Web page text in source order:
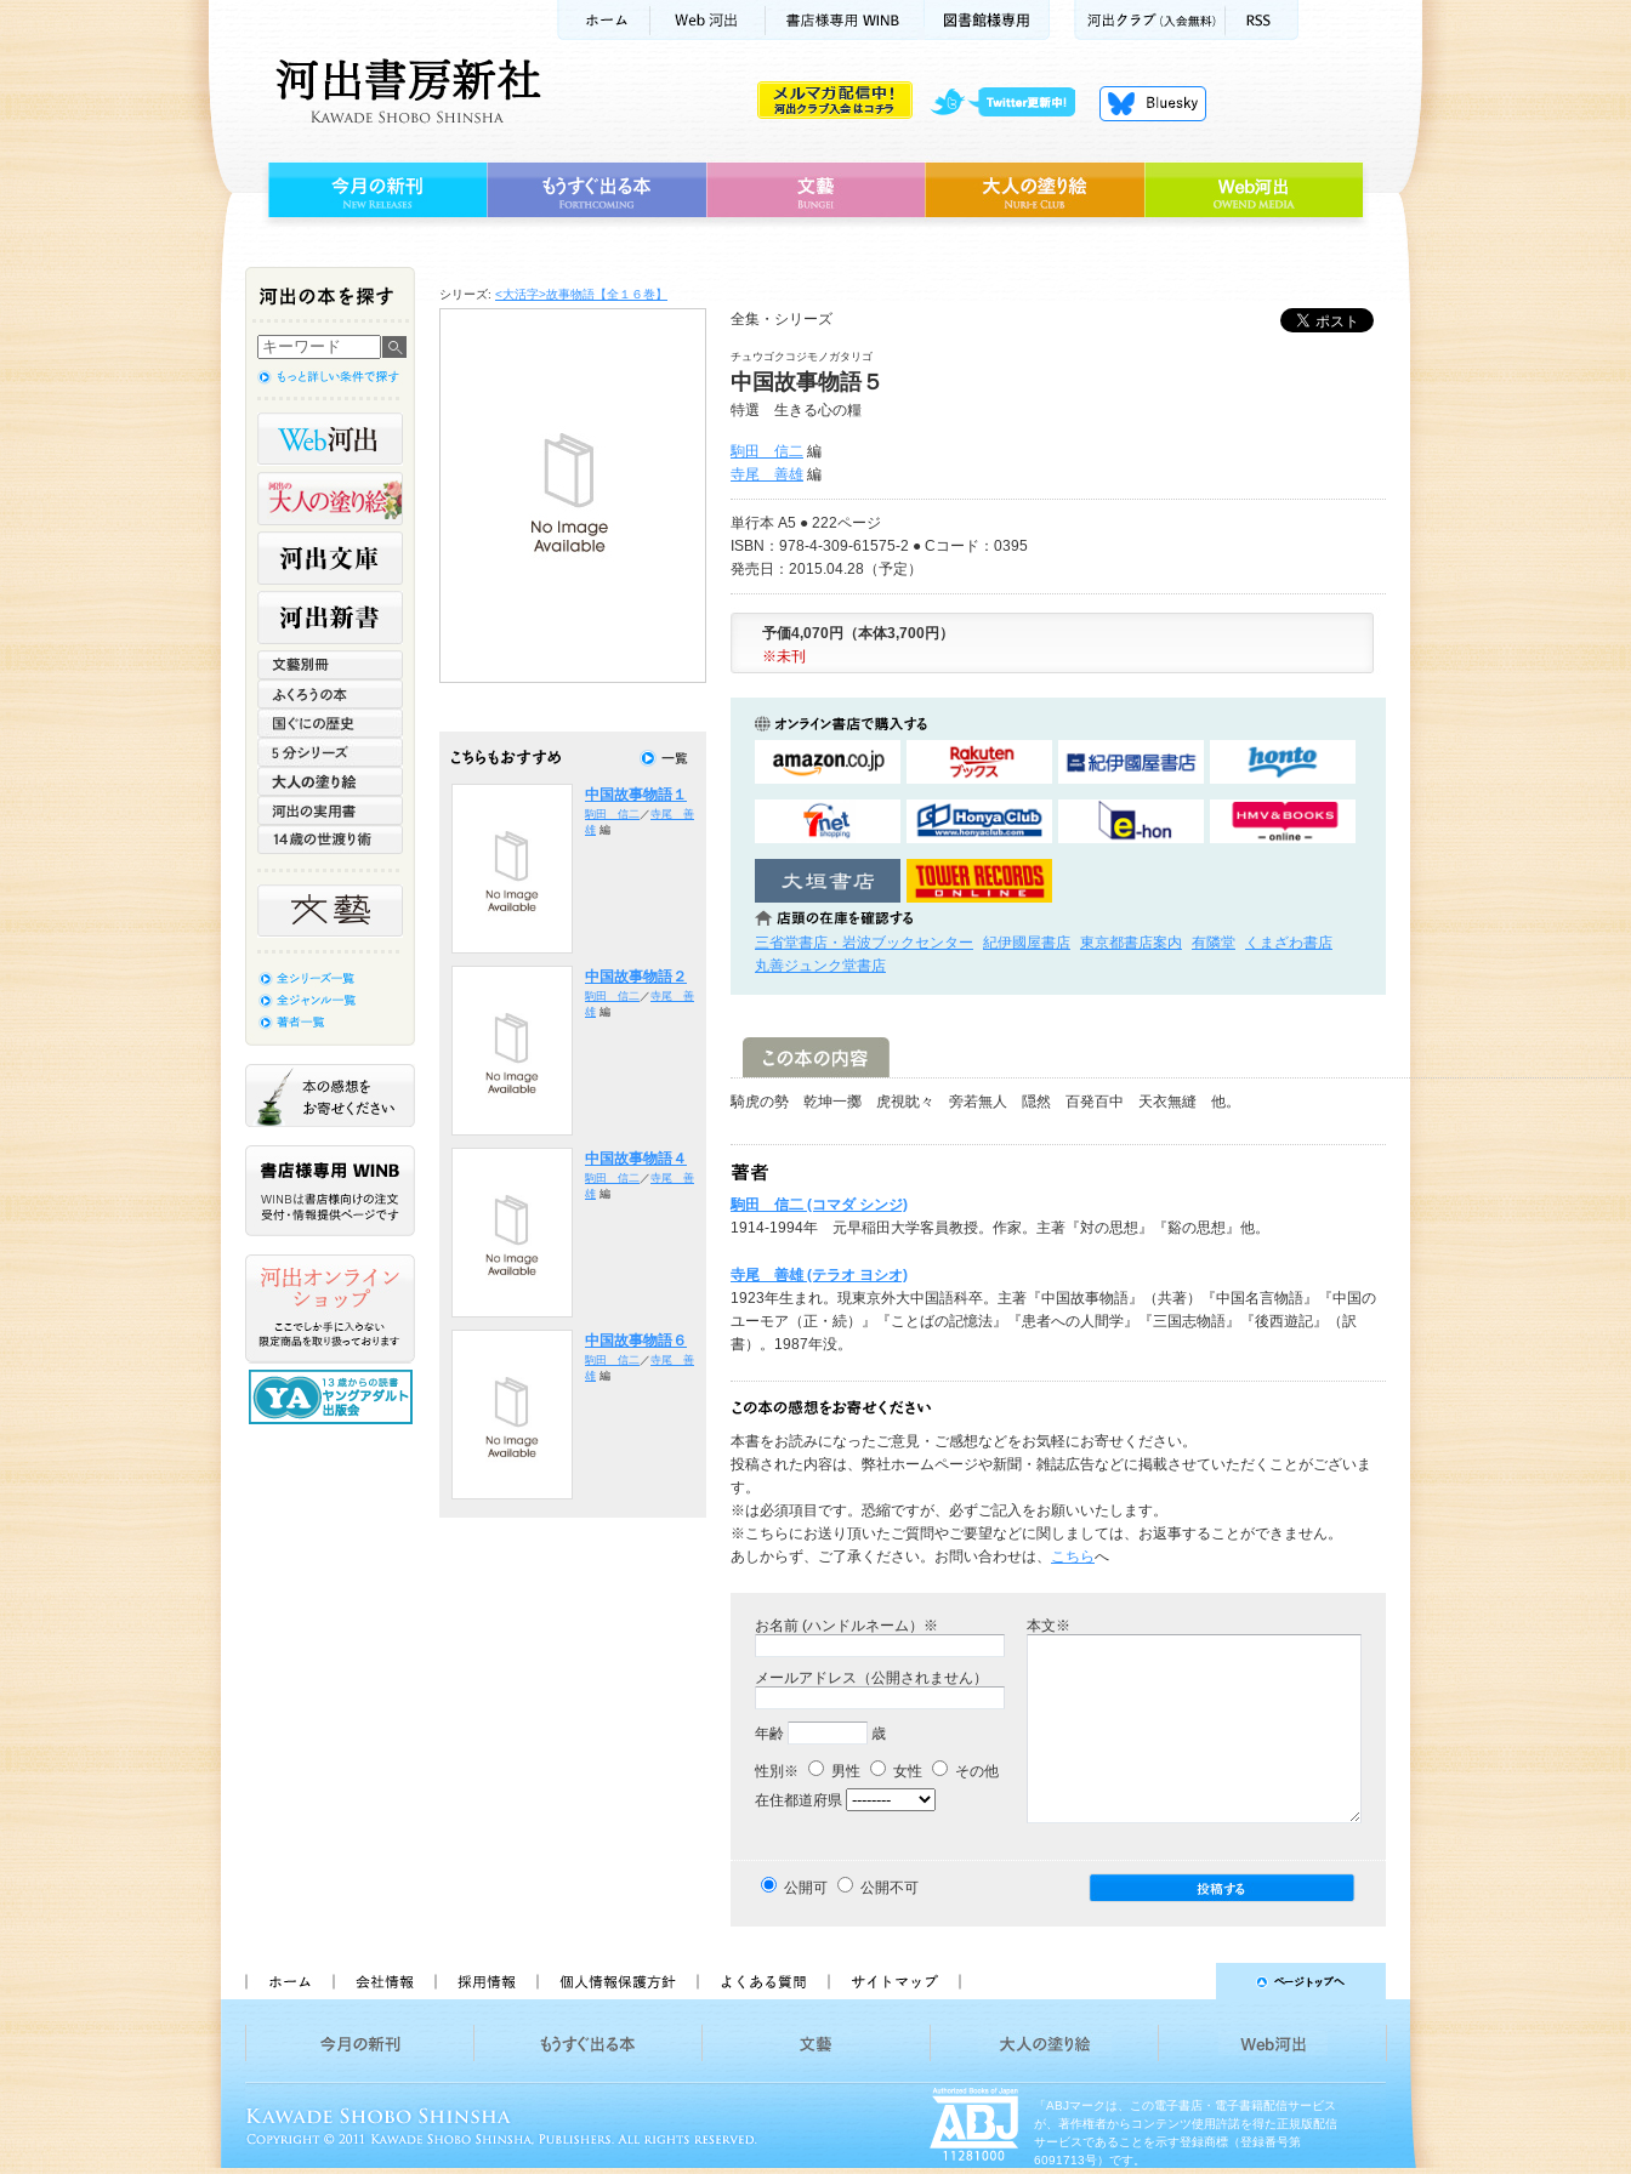
シリーズ: <大活字>故事物語【全１６巻】
全集・シリーズ
チュウゴクコジモノガタリゴ
中国故事物語５
特選 生きる心の糧
駒田 信二 編
寺尾 善雄 編
単行本 A5 ● 222ページ
ISBN：978-4-309-61575-2 ● Cコード：0395
発売日：2015.04.28（予定）
予価4,070円（本体3,700円）
※未刊
三省堂書店・岩波ブックセンター 紀伊國屋書店 東京都書店案内 有隣堂
くまざわ書店
丸善ジュンク堂書店
騎虎の勢 乾坤一擲 虎視眈々 旁若無人 隠然 百発百中 天衣無縫 他。
駒田 信二 (コマダ シンジ)
1914-1994年 元早稲田大学客員教授。作家。主著『対の思想』『谿の思想』他。
寺尾 善雄 (テラオ ヨシオ)
1923年生まれ。現東京外大中国語科卒。主著『中国故事物語』（共著）『中国名言物語』『中国の
ユーモア（正・続）』『ことばの記憶法』『患者への人間学』『三国志物語』『後西遊記』（訳
書）。1987年没。
本書をお読みになったご意見・ご感想などをお気軽にお寄せください。
投稿された内容は、弊社ホームページや新聞・雑誌広告などに掲載させていただくことがございま
す。
※は必須項目です。恐縮ですが、必ずご記入をお願いいたします。
※こちらにお送り頂いたご質問やご要望などに関しましては、お返事することができません。
あしからず、ご了承ください。お問い合わせは、 こちらへ
お名前 (ハンドルネーム）※
メールアドレス（公開されません）
年齢 歳
性別※ 男性 女性
その他
在住都道府県
本文※
公開可 公開不可
中国故事物語１
駒田 信二／寺尾 善
雄 編
中国故事物語２
駒田 信二 ／寺尾 善
雄 編
中国故事物語４
駒田 信二 ／寺尾 善
雄 編
中国故事物語６
駒田 信二 ／寺尾 善
雄 編
「ABJマークは、この電子書店・電子書籍配信サービス
が、著作権者からコンテンツ使用許諾を得た正規版配信
サービスであることを示す登録商標（登録番号第
6091713号）です。